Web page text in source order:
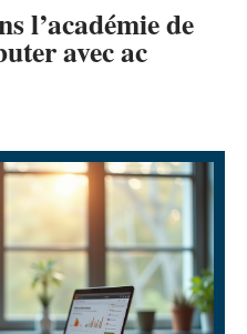
l’académie de
avec ac